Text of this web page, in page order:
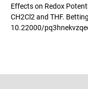
Effects on Redox
CH2Cl2 and THF.
10.22000/